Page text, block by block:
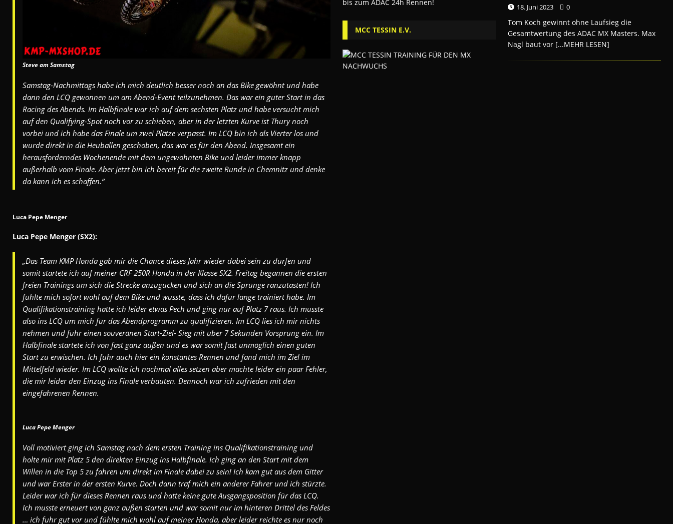
Steve am Samstag
Samstag-Nachmittags habe ich mich deutlich besser noch an das Bike gewöhnt und habe
dann den LCQ gewonnen um am Abend-Event teilzunehmen. Das war ein guter Start in das
Racing des Abends. Im Halbfinale war ich auf dem sechsten Platz und habe versucht mich
auf den Qualifying-Spot noch vor zu schieben, aber in der letzten Kurve ist Thury noch
vorbei und ich habe das Finale um zwei Plätze verpasst. Im LCQ bin ich als Vierter los und
wurde direkt in die Heuballen geschoben, das war es für den Abend. Insgesamt ein
herausforderndes Wochenende mit dem ungewohnten Bike und leider immer knapp
außerhalb vom Finale. Aber jetzt bin ich bereit für die zweite Runde in Chemnitz und denke
da kann ich es schaffen.“
Luca Pepe Menger
Luca Pepe Menger (SX2):
„Das Team KMP Honda gab mir die Chance dieses Jahr wieder dabei sein zu dürfen und
somit startete ich auf meiner CRF 250R Honda in der Klasse SX2. Freitag begannen die ersten
freien Trainings um sich die Strecke anzugucken und sich an die Sprünge ranzutasten! Ich
fühlte mich sofort wohl auf dem Bike und wusste, dass ich dafür lange trainiert habe. Im
Qualifikationstraining hatte ich leider etwas Pech und ging nur auf Platz 7 raus. Ich musste
also ins LCQ um mich für das Abendprogramm zu qualifizieren. Im LCQ lies ich mir nichts
nehmen und fuhr einen souveränen Start-Ziel- Sieg mit über 7 Sekunden Vorsprung ein. Im
Halbfinale startete ich von fast ganz außen und es war somit fast unmöglich einen guten
Start zu erwischen. Ich fuhr auch hier ein konstantes Rennen und fand mich im Ziel im
Mittelfeld wieder. Im LCQ wollte ich nochmal alles setzen aber machte leider ein paar Fehler,
die mir leider den Einzug ins Finale verbauten. Dennoch war ich zufrieden mit den
eingefahrenen Rennen.
Luca Pepe Menger
Voll motiviert ging ich Samstag nach dem ersten Training ins Qualifikationstraining und
holte mir mit Platz 5 den direkten Einzug ins Halbfinale. Ich ging an den Start mit dem
Willen in die Top 5 zu fahren um direkt im Finale dabei zu sein! Ich kam gut aus dem Gitter
und war Erster in der ersten Kurve. Doch dann traf mich ein anderer Fahrer und ich stürzte.
Leider war ich für dieses Rennen raus und hatte keine gute Ausgangsposition für das LCQ.
Ich musste erneuert von ganz außen starten und war somit nur im hinteren Drittel des Feldes
… ich fuhr gut vor und fühlte mich wohl auf meiner Honda, aber leider reichte es nur noch
MCC TESSIN E.V.
18. Juni 2023 0
Tom Koch gewinnt ohne Laufsieg die
Gesamtwertung des ADAC MX Masters. Max
Nagl baut vor [...MEHR LESEN]